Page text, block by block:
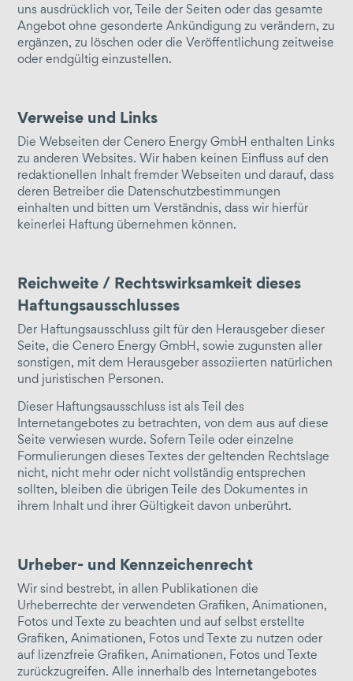
Entgeltprüfung
Abrechnung der Energieversorgung
Energiedatenmanagement
uns ausdrücklich vor, Teile der Seiten oder das gesamte
Angebot ohne gesonderte Ankündigung zu verändern, zu
ergänzen, zu löschen oder die Veröffentlichung zeitweise
oder endgültig einzustellen.
Verweise und Links
Die Webseiten der Cenero Energy GmbH enthalten Links
zu anderen Websites. Wir haben keinen Einfluss auf den
redaktionellen Inhalt fremder Webseiten und darauf, dass
deren Betreiber die Datenschutzbestimmungen
einhalten und bitten um Verständnis, dass wir hierfür
keinerlei Haftung übernehmen können.
Reichweite / Rechtswirksamkeit dieses
Haftungsausschlusses
Der Haftungsausschluss gilt für den Herausgeber dieser
Seite, die Cenero Energy GmbH, sowie zugunsten aller
sonstigen, mit dem Herausgeber assoziierten natürlichen
und juristischen Personen.
Dieser Haftungsausschluss ist als Teil des
Internetangebotes zu betrachten, von dem aus auf diese
Seite verwiesen wurde. Sofern Teile oder einzelne
Formulierungen dieses Textes der geltenden Rechtslage
nicht, nicht mehr oder nicht vollständig entsprechen
sollten, bleiben die übrigen Teile des Dokumentes in
ihrem Inhalt und ihrer Gültigkeit davon unberührt.
Urheber- und Kennzeichenrecht
Wir sind bestrebt, in allen Publikationen die
Urheberrechte der verwendeten Grafiken, Animationen,
Fotos und Texte zu beachten und auf selbst erstellte
Grafiken, Animationen, Fotos und Texte zu nutzen oder
auf lizenzfreie Grafiken, Animationen, Fotos und Texte
zurückzugreifen. Alle innerhalb des Internetangebotes